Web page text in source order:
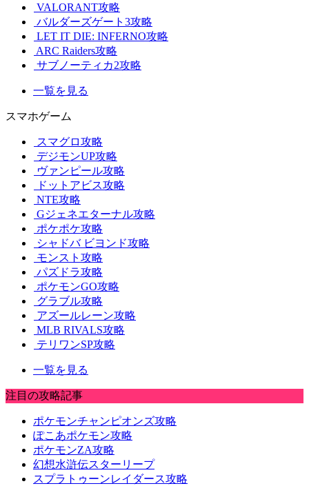
VALORANT攻略
バルダーズゲート3攻略
LET IT DIE: INFERNO攻略
ARC Raiders攻略
サブノーティカ2攻略
一覧を見る
スマホゲーム
スマグロ攻略
デジモンUP攻略
ヴァンピール攻略
ドットアビス攻略
NTE攻略
Gジェネエターナル攻略
ポケポケ攻略
シャドバ ビヨンド攻略
モンスト攻略
パズドラ攻略
ポケモンGO攻略
グラブル攻略
アズールレーン攻略
MLB RIVALS攻略
テリワンSP攻略
一覧を見る
注目の攻略記事
ポケモンチャンピオンズ攻略
ぽこあポケモン攻略
ポケモンZA攻略
幻想水滸伝スターリープ
スプラトゥーンレイダース攻略